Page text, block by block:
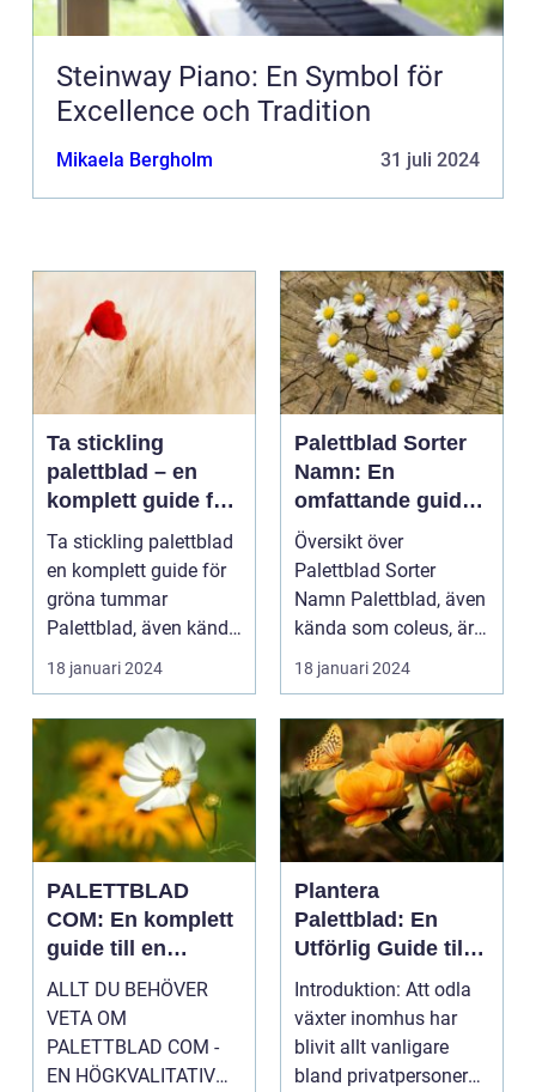
Steinway Piano: En Symbol för
Excellence och Tradition
Mikaela Bergholm 31 juli 2024
Ta stickling
palettblad – en
komplett guide för
gröna tummar
Ta stickling palettblad
en komplett guide för
gröna tummar
Palettblad, även känd
som krukpelargon ...
18 januari 2024
Palettblad Sorter
Namn: En
omfattande guide
till denna populära
växt
Översikt över
Palettblad Sorter
Namn Palettblad, även
kända som coleus, är
en färgglad och
populär ...
18 januari 2024
PALETTBLAD
COM: En komplett
guide till en
trendig
inomhusväxt
ALLT DU BEHÖVER
VETA OM
PALETTBLAD COM -
EN HÖGKVALITATIV
Plantera
Palettblad: En
Utförlig Guide till
Populära
Inomhusväxter
Introduktion: Att odla
växter inomhus har
blivit allt vanligare
bland privatpersoner